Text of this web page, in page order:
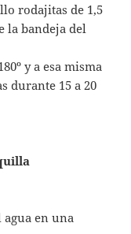
rodajitas de 1,5
la bandeja del
y a esa misma
durante 15 a 20
en una